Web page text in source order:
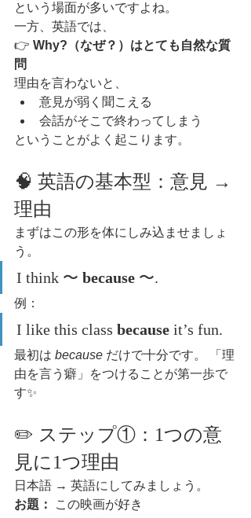
という場面が多いですよね。
一方、英語では、
👉 Why?（なぜ？）はとても自然な質
問
理由を言わないと、
意見が弱く聞こえる
会話がそこで終わってしまう
ということがよく起こります。
🧠 英語の基本型：意見 →
理由
まずはこの形を体にしみ込ませましょ
う。
I think 〜 because 〜.
例：
I like this class because it’s fun.
最初は because だけで十分です。 「理
由を言う癖」をつけることが第一歩で
す✨
✏️ ステップ①：1つの意
見に1つ理由
日本語 → 英語にしてみましょう。
お題：
この映画が好き